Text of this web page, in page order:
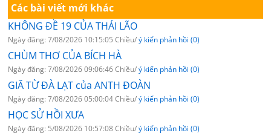
Các bài viết mới khác
KHÔNG ĐỀ 19 CỦA THÁI LÃO
Ngày đăng: 7/08/2026 10:15:05 Chiều/ý kiến phản hồi (0)
CHÙM THƠ CỦA BÍCH HÀ
Ngày đăng: 7/08/2026 09:06:46 Chiều/ý kiến phản hồi (0)
GIÃ TỪ ĐÀ LẠT của ANTH ĐOÀN
Ngày đăng: 7/08/2026 05:00:04 Chiều/ý kiến phản hồi (0)
HỌC SỬ HỒI XƯA
Ngày đăng: 5/08/2026 10:57:08 Chiều/ý kiến phản hồi (0)